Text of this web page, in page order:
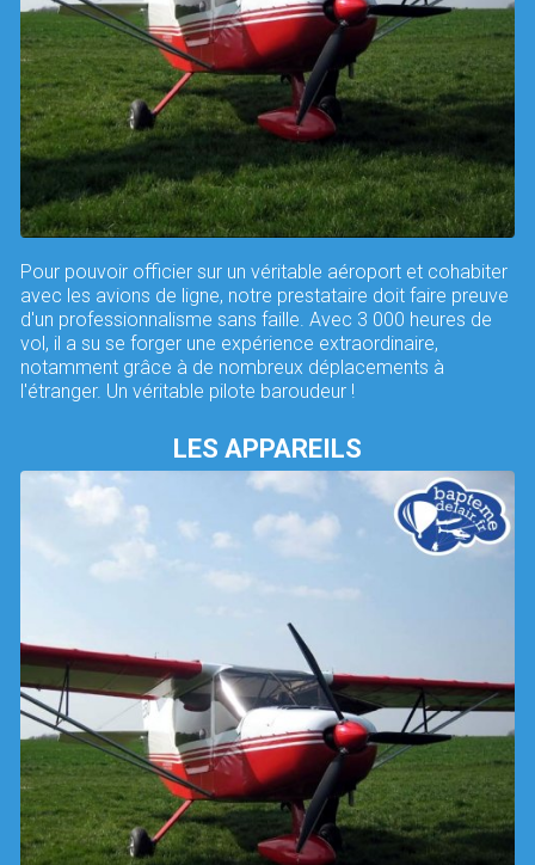
Pour pouvoir officier sur un véritable aéroport et cohabiter
avec les avions de ligne, notre prestataire doit faire preuve
d'un professionnalisme sans faille. Avec 3 000 heures de
vol, il a su se forger une expérience extraordinaire,
notamment grâce à de nombreux déplacements à
l'étranger. Un véritable pilote baroudeur !
LES APPAREILS